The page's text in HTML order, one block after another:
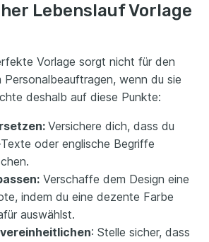
Lebenslauf Vorlage
Vorlage sorgt nicht für den
wenn du sie
deshalb auf diese Punkte:
Versichere dich, dass du
oder englische Begriffe
Verschaffe dem Design eine
indem du eine dezente Farbe
auswählst.
: Stelle sicher, dass